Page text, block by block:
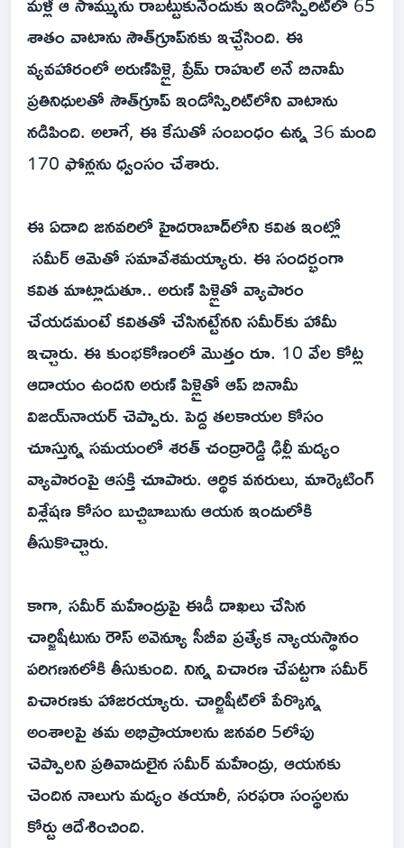
శాతం వాటాను సౌత్‌గ్రూప్‌నకు ఇచ్చేసింది. ఈ
వ్యవహారంలో అరుణ్‌పిళ్లై, ప్రేమ్ రాహుల్ అనే బినామీ
ప్రతినిధులతో సౌత్‌గ్రూప్ ఇండోస్పిరిట్‌లోని వాటాను
నడిపింది. అలాగే, ఈ కేసుతో సంబంధం ఉన్న 36 మంది
170 ఫోన్లను ధ్వంసం చేశారు.
ఈ ఏడాది జనవరిలో హైదరాబాద్‌లోని కవిత ఇంట్లో
సమీర్ ఆమెతో సమావేశమయ్యారు. ఈ సందర్భంగా
కవిత మాట్లాడుతూ.. అరుణ్‌ పిళ్లైతో వ్యాపారం
చేయడమంటే కవితతో చేసినట్టేనని సమీర్‌కు హామీ
ఇచ్చారు. ఈ కుంభకోణంలో మొత్తం రూ. 10 వేల కోట్ల
ఆదాయం ఉందని అరుణ్ పిళ్లైతో ఆప్ బినామీ
విజయ్‌నాయర్ చెప్పారు. పెద్ద తలకాయల కోసం
చూస్తున్న సమయంలో శరత్ చంద్రారెడ్డి ఢిల్లీ మద్యం
వ్యాపారంపై ఆసక్తి చూపారు. ఆర్థిక వనరులు, మార్కెటింగ్
విశ్లేషణ కోసం బుచ్చిబాబును ఆయన ఇందులోకి
తీసుకొచ్చారు.
కాగా, సమీర్ మహేంద్రుపై ఈడీ దాఖలు చేసిన
చార్జిషీటును రౌస్ అవెన్యూ సీబీఐ ప్రత్యేక న్యాయస్థానం
పరిగణనలోకి తీసుకుంది. నిన్న విచారణ చేపట్టగా సమీర్
విచారణకు హాజరయ్యారు. చార్జిషీట్‌లో పేర్కొన్న
అంశాలపై తమ అభిప్రాయాలను జనవరి 5లోపు
చెప్పాలని ప్రతివాదులైన సమీర్ మహేంద్రు, ఆయనకు
చెందిన నాలుగు మద్యం తయారీ, సరఫరా సంస్థలను
కోర్టు ఆదేశించింది.